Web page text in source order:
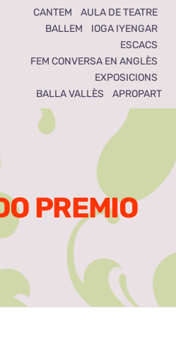
Toggle
som tots
CANTEM
AULA DE TEATRE
BALLEM
IOGA IYENGAR
ESCACS
FEM CONVERSA EN ANGLÈS
EXPOSICIONS
BALLA VALLÈS
APROPART
PREMIO